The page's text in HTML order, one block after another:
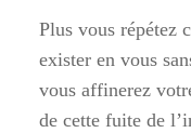
Plus vous répétez
exister en vous
vous affinerez
de cette fuite de